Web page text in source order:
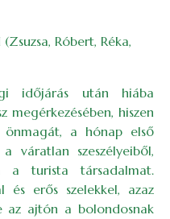
Róbert, Réka,
időjárás után hiába
megérkezésében, hiszen
a hónap első
váratlan szeszélyeiből,
a turista társadalmat.
és erős szelekkel, azaz
ajtón a bolondosnak